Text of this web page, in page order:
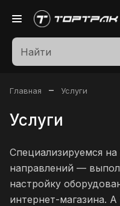
Главная – Услуги
Услуги
Специализируемся на
направлений —
настройку
интернет-магазина.